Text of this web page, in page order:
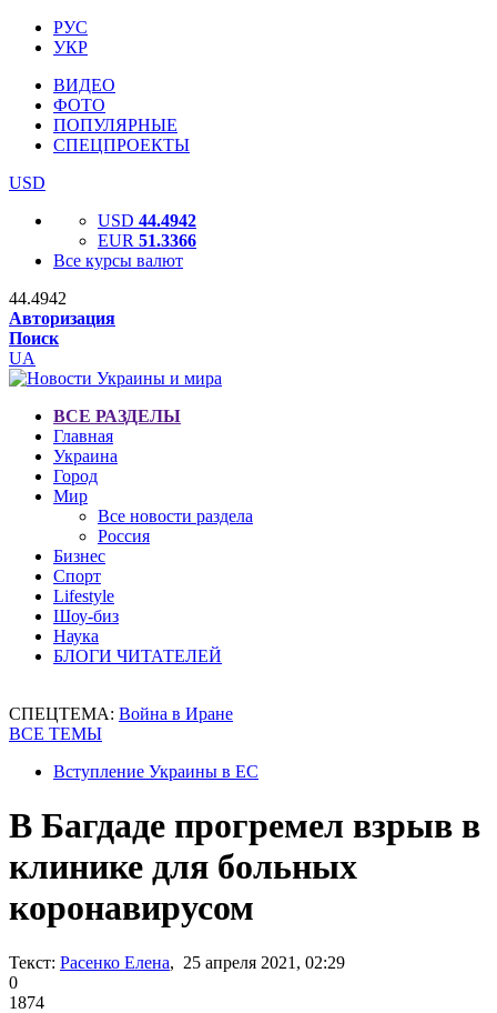
РУС
УКР
ВИДЕО
ФОТО
ПОПУЛЯРНЫЕ
СПЕЦПРОЕКТЫ
USD
USD 44.4942
EUR 51.3366
Все курсы валют
44.4942
Авторизация
Поиск
UA
ВСЕ РАЗДЕЛЫ
Главная
Украина
Город
Мир
Все новости раздела
Россия
Бизнес
Спорт
Lifestyle
Шоу-биз
Наука
БЛОГИ ЧИТАТЕЛЕЙ
СПЕЦТЕМА: Война в Иране
ВСЕ ТЕМЫ
Вступление Украины в ЕС
В Багдаде прогремел взрыв в
клинике для больных
коронавирусом
Текст: Расенко Елена, 25 апреля 2021, 02:29
0
1874